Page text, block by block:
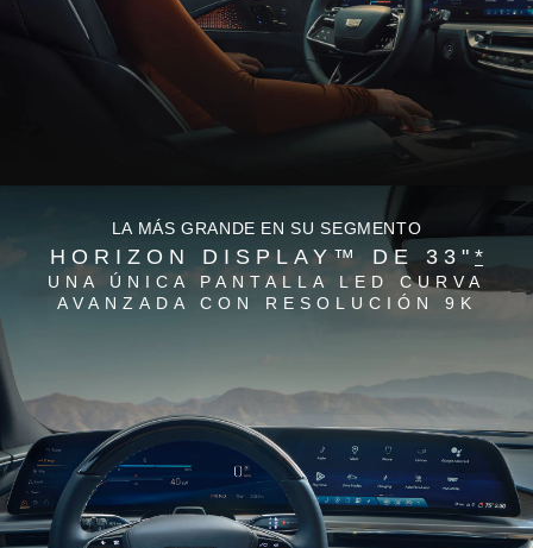
LA MÁS GRANDE EN SU SEGMENTO
HORIZON DISPLAY™ DE 33" *
UNA ÚNICA PANTALLA LED CURVA
AVANZADA CON RESOLUCIÓN 9K